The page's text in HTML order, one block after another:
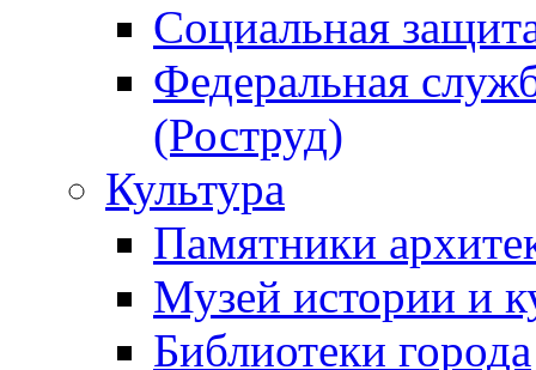
Социальная
Федеральная
(Роструд)
Культура
Памятники
Музей истории и
Библиотеки города